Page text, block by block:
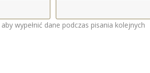
wypełnić dane podczas pisania kolejnych